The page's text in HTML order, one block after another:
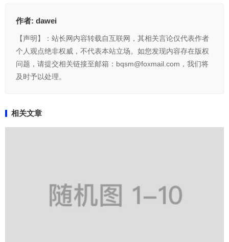
作者: dawei
【声明】：站长网内容转载自互联网，其相关言论仅代表作者
个人观点绝非权威，不代表本站立场。如您发现内容存在版权
问题，请提交相关链接至邮箱：bqsm@foxmail.com，我们将
及时予以处理。
相关文章